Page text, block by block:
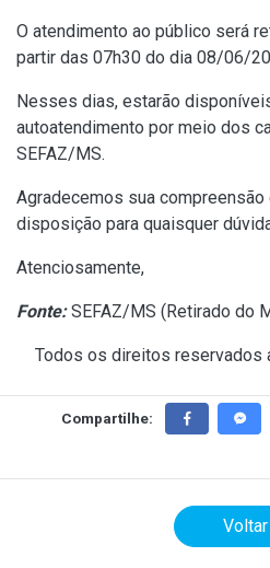
O atendimento ao público será
partir das 07h30 do dia 08/06/
Nesses dias, estarão
autoatendimento por meio dos
SEFAZ/MS.
Agradecemos sua
disposição para quaisquer
Atenciosamente,
Fonte:SEFAZ/MS ( Retirado do
Todos os direitos reservados
Compartilhe:
Voltar